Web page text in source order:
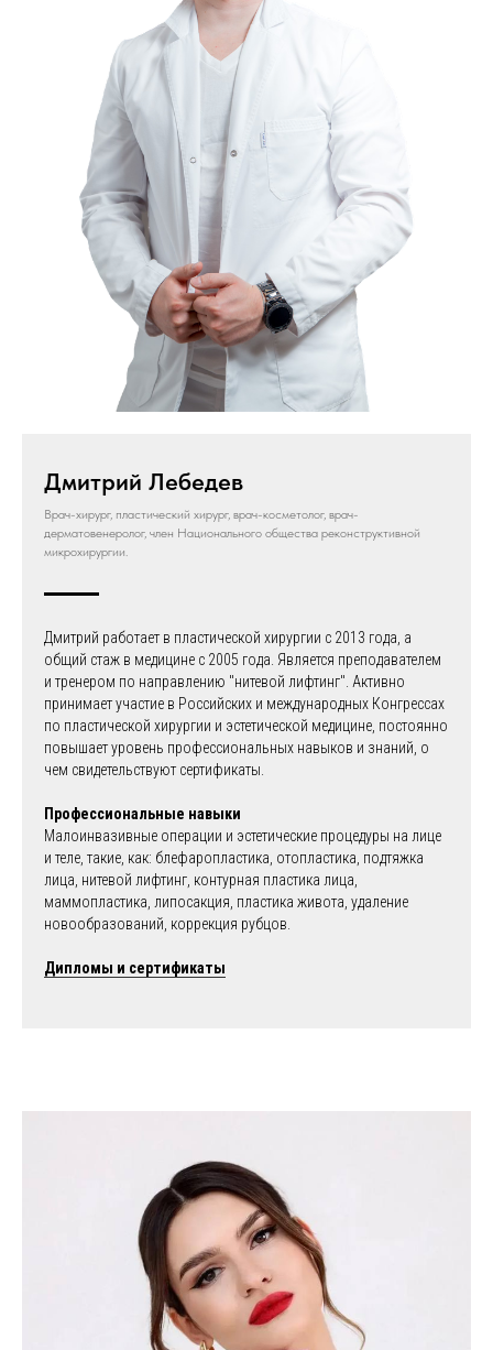
Дмитрий Лебедев
Врач-хирург, пластический хирург, врач-косметолог, врач-
дерматовенеролог, член Национального общества реконструктивной
микрохирургии.
Дмитрий работает в пластической хирургии c 2013 года, а
общий стаж в медицине с 2005 года. Является преподавателем
и тренером по направлению "нитевой лифтинг". Активно
принимает участие в Российских и международных Конгрессах
по пластической хирургии и эстетической медицине, постоянно
повышает уровень профессиональных навыков и знаний, о
чем свидетельствуют сертификаты.
Профессиональные навыки
Малоинвазивные операции и эстетические процедуры на лице
и теле, такие, как: блефаропластика, отопластика, подтяжка
лица, нитевой лифтинг, контурная пластика лица,
маммопластика, липосакция, пластика живота, удаление
новообразований, коррекция рубцов.
Дипломы и сертификаты